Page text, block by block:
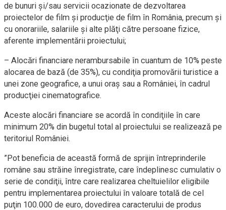
de bunuri şi/sau servicii ocazionate de dezvoltarea
proiectelor de film şi producţie de film în România, precum şi
cu onorariile, salariile şi alte plăţi către persoane fizice,
aferente implementării proiectului;
– Alocări financiare nerambursabile în cuantum de 10% peste
alocarea de bază (de 35%), cu condiţia promovării turistice a
unei zone geografice, a unui oraş sau a României, în cadrul
producţiei cinematografice.
Aceste alocări financiare se acordă în condiţiile în care
minimum 20% din bugetul total al proiectului se realizează pe
teritoriul României.
”Pot beneficia de această formă de sprijin întreprinderile
române sau străine înregistrate, care îndeplinesc cumulativ o
serie de condiţii, între care realizarea cheltuielilor eligibile
pentru implementarea proiectului în valoare totală de cel
puţin 100.000 de euro, dovedirea caracterului de produs